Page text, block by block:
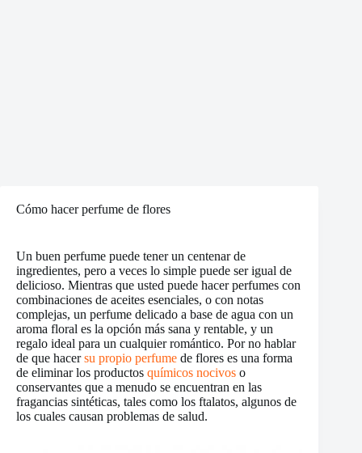
Cómo hacer perfume de flores
Un buen perfume puede tener un centenar de
ingredientes, pero a veces lo simple puede ser igual de
delicioso. Mientras que usted puede hacer perfumes con
combinaciones de aceites esenciales, o con notas
complejas, un perfume delicado a base de agua con un
aroma floral es la opción más sana y rentable, y un
regalo ideal para un cualquier romántico. Por no hablar
de que hacersu propio perfume de flores es una forma
de eliminar los productos químicos nocivos o
conservantes que a menudo se encuentran en las
fragancias sintéticas, tales como los ftalatos, algunos de
los cuales causan problemas de salud.